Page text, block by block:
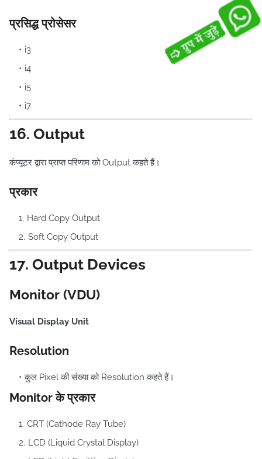
प्रसिद्ध प्रोसेसर
i3
i4
i5
i7
16. Output
कंप्यूटर द्वारा प्राप्त परिणाम को Output कहते हैं।
प्रकार
Hard Copy Output
Soft Copy Output
17. Output Devices
Monitor (VDU)
Visual Display Unit
Resolution
कुल Pixel की संख्या को Resolution कहते हैं।
Monitor के प्रकार
CRT (Cathode Ray Tube)
LCD (Liquid Crystal Display)